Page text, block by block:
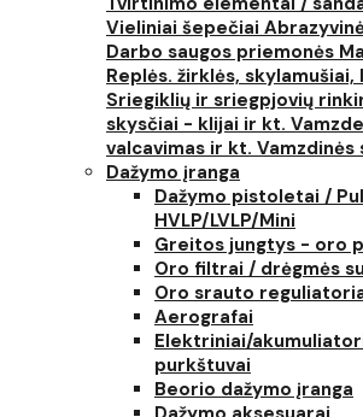
Vieliniai šepečiai
Darbo saugos priemonės
Replės. žirklės,
Sriegiklių ir sriegpjovių
skysčiai - klijai ir kt.
valcavimas ir kt. Vamzdinės
Dažymo įranga
Dažymo pistoletai /
HVLP/LVLP/Mini
Greitos jungtys - oro
Oro filtrai / drėgmės
Oro srauto
Aerografai
Elektriniai/
purkštuvai
Beorio dažymo įranga